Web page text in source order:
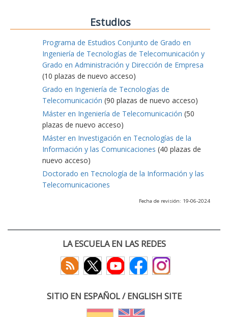
Estudios
Programa de Estudios Conjunto de Grado en
Ingeniería de Tecnologías de Telecomunicación y
Grado en Administración y Dirección de Empresa
(10 plazas de nuevo acceso)
Grado en Ingeniería de Tecnologías de
Telecomunicación (90 plazas de nuevo acceso)
Máster en Ingeniería de Telecomunicación (50
plazas de nuevo acceso)
Máster en Investigación en Tecnologías de la
Información y las Comunicaciones (40 plazas de
nuevo acceso)
Doctorado en Tecnología de la Información y las
Telecomunicaciones
Fecha de revisión: 19-06-2024
LA ESCUELA EN LAS REDES
SITIO EN ESPAÑOL / ENGLISH SITE